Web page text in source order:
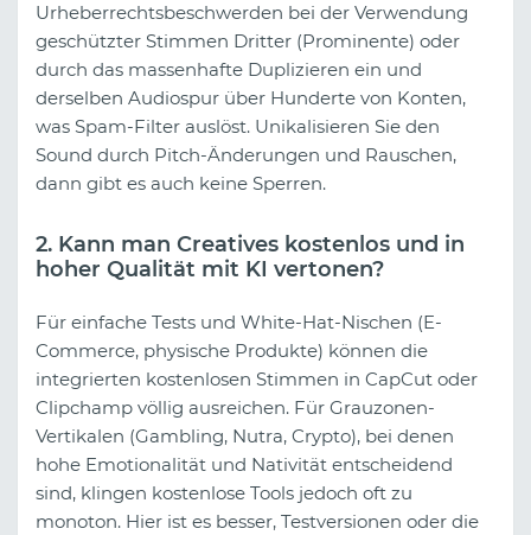
Urheberrechtsbeschwerden bei der Verwendung
geschützter Stimmen Dritter (Prominente) oder
durch das massenhafte Duplizieren ein und
derselben Audiospur über Hunderte von Konten,
was Spam-Filter auslöst. Unikalisieren Sie den
Sound durch Pitch-Änderungen und Rauschen,
dann gibt es auch keine Sperren.
2. Kann man Creatives kostenlos und in
hoher Qualität mit KI vertonen?
Für einfache Tests und White-Hat-Nischen (E-
Commerce, physische Produkte) können die
integrierten kostenlosen Stimmen in CapCut oder
Clipchamp völlig ausreichen. Für Grauzonen-
Vertikalen (Gambling, Nutra, Crypto), bei denen
hohe Emotionalität und Nativität entscheidend
sind, klingen kostenlose Tools jedoch oft zu
monoton. Hier ist es besser, Testversionen oder die